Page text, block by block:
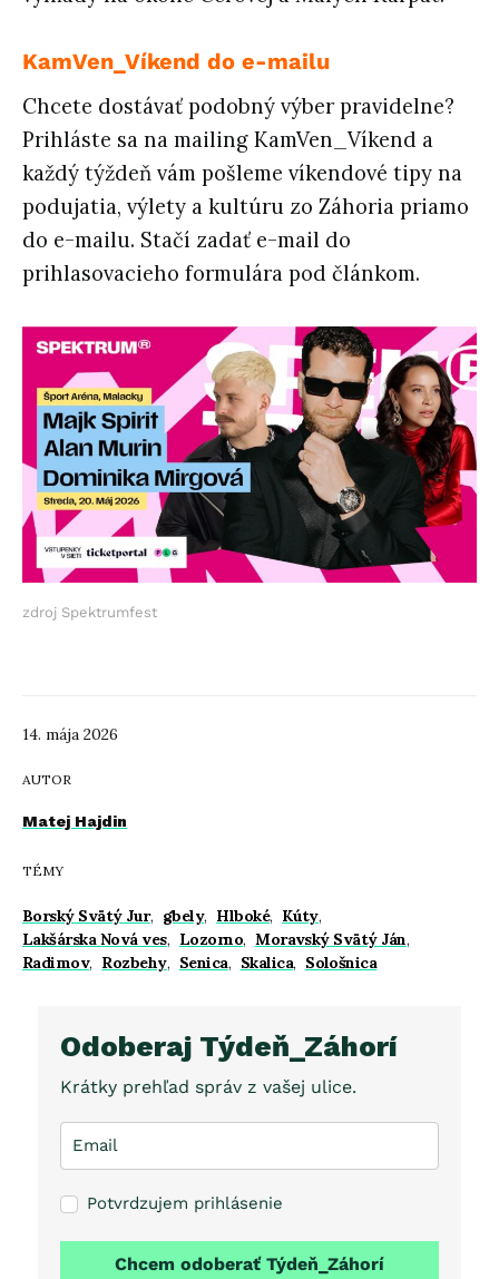
14. mája 2026
AUTOR
Matej Hajdin
TÉMY
Borský Svätý Jur, gbely, Hlboké, Kúty,
Lakšárska Nová ves, Lozorno, Moravský Svätý Ján,
Radimov, Rozbehy, Senica, Skalica, Sološnica
KamVen_Víkend do e-mailu
Chcete dostávať podobný výber pravidelne?
Prihláste sa na mailing KamVen_Víkend a
každý týždeň vám pošleme víkendové tipy na
podujatia, výlety a kultúru zo Záhoria priamo
do e-mailu. Stačí zadať e-mail do
prihlasovacieho formulára pod článkom.
zdroj Spektrumfest
Odoberaj Týdeň_Záhorí
Krátky prehľad správ z vašej ulice.
Potvrdzujem prihlásenie
Chcem odoberať Týdeň_Záhorí